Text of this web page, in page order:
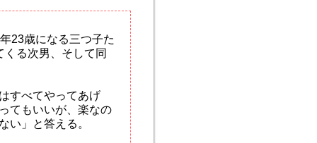
23歳になる三つ子た
る次男、そして同
すべてやってあげ
てもいいが、楽なの
い」と答える。